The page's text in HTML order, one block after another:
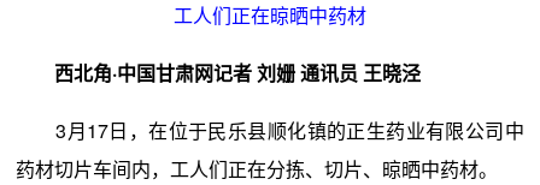
工人们正在晾晒中药材
西北角·中国甘肃网记者 刘姗 通讯员 王晓泾
3月17日，在位于民乐县顺化镇的正生药业有限公司中
药材切片车间内，工人们正在分拣、切片、晾晒中药材。